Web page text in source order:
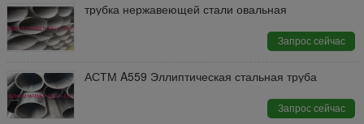
трубка нержавеющей стали овальная
Запрос сейчас
АСТМ A559 Эллиптическая стальная труба
Запрос сейчас